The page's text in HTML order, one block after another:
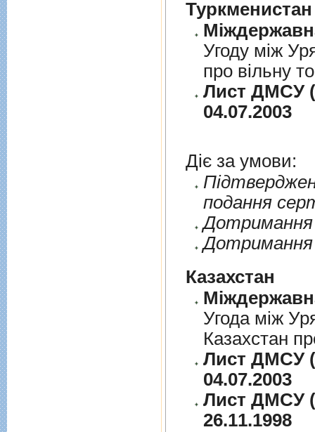
Туркменистан
Угоду між
про вільну
Лист ДМСУ
04.07.2003
Діє за умови:
подання
Дотримання
Дотримання
Казахстан
Угода між
Казахстан
Лист ДМСУ
04.07.2003
Лист ДМСУ
26.11.1998